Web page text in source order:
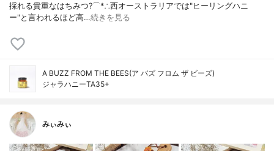
採れる貴重なはちみつ?⌒︎*∴西オーストラリアでは"ヒーリングハニ
ー"と言われるほど高…続きを見る
A BUZZ FROM THE BEES(ア バズ フロム ザ ビーズ)
ジャラハニーTA35+
みぃみぃ